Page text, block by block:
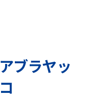
アブラヤッ
コ